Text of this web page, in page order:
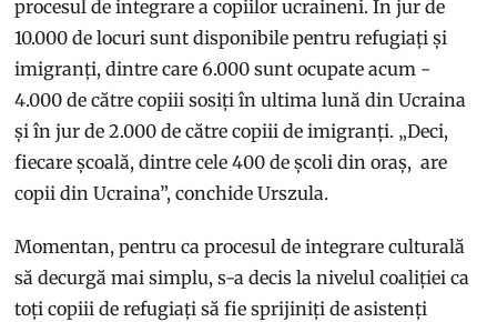
procesul de integrare a copiilor ucraineni. În jur de
10.000 de locuri sunt disponibile pentru refugiați și
imigranți, dintre care 6.000 sunt ocupate acum -
4.000 de către copiii sosiți în ultima lună din Ucraina
și în jur de 2.000 de către copiii de imigranți. „Deci,
fiecare școală, dintre cele 400 de școli din oraș, are
copii din Ucraina”, conchide Urszula.
Momentan, pentru ca procesul de integrare culturală
să decurgă mai simplu, s-a decis la nivelul coaliției ca
toți copiii de refugiați să fie sprijiniți de asistenți